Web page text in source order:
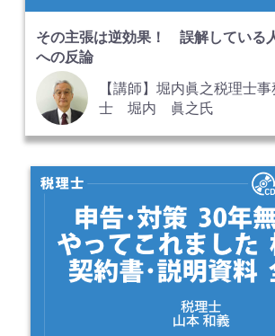
その主張は逆効果！ 誤解している
への反論
【講師】堀内眞之税理士
士 堀内 眞之氏